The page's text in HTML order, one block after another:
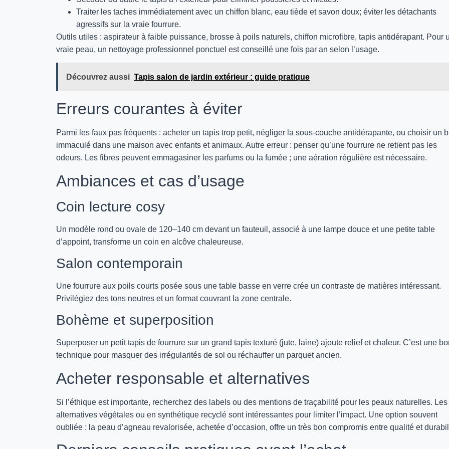
Traiter les taches immédiatement avec un chiffon blanc, eau tiède et savon doux; éviter les détachants
agressifs sur la vraie fourrure.
Outils utiles : aspirateur à faible puissance, brosse à poils naturels, chiffon microfibre, tapis antidérapant. Pour
vraie peau, un nettoyage professionnel ponctuel est conseillé une fois par an selon l’usage.
Découvrez aussi Tapis salon de jardin extérieur : guide pratique
Erreurs courantes à éviter
Parmi les faux pas fréquents : acheter un tapis trop petit, négliger la sous-couche antidérapante, ou choisir un
immaculé dans une maison avec enfants et animaux. Autre erreur : penser qu’une fourrure ne retient pas les
odeurs. Les fibres peuvent emmagasiner les parfums ou la fumée ; une aération régulière est nécessaire.
Ambiances et cas d’usage
Coin lecture cosy
Un modèle rond ou ovale de 120–140 cm devant un fauteuil, associé à une lampe douce et une petite table
d’appoint, transforme un coin en alcôve chaleureuse.
Salon contemporain
Une fourrure aux poils courts posée sous une table basse en verre crée un contraste de matières intéressant.
Privilégiez des tons neutres et un format couvrant la zone centrale.
Bohème et superposition
Superposer un petit tapis de fourrure sur un grand tapis texturé (jute, laine) ajoute relief et chaleur. C’est une
technique pour masquer des irrégularités de sol ou réchauffer un parquet ancien.
Acheter responsable et alternatives
Si l’éthique est importante, recherchez des labels ou des mentions de traçabilité pour les peaux naturelles. Les
alternatives végétales ou en synthétique recyclé sont intéressantes pour limiter l’impact. Une option souvent
oubliée : la peau d’agneau revalorisée, achetée d’occasion, offre un très bon compromis entre qualité et